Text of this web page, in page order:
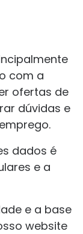
com a
ofertas de
dúvidas e
dados é
e a
e a base
website